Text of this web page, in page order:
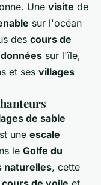
Une visite de
sur l'océan
des cours de
sur l'île,
et ses villages
de sable
une escale
le Golfe du
naturelles, cette